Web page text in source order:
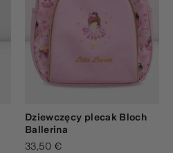
Dziewczęcy plecak Bloch
Ballerina
33,50 €